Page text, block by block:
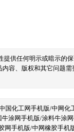
提供任何明示或暗示的
容、版权和其它问题
国化工网手机版/中网化
牛涂网手机版/涂料牛涂
网手机版/中网橡胶手机